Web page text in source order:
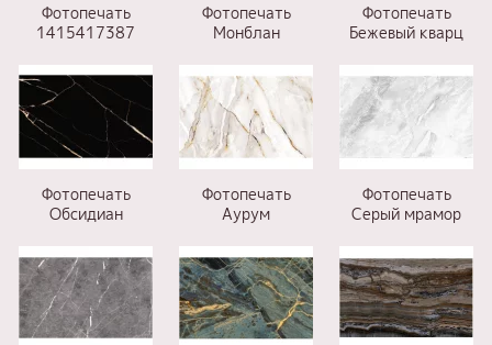
Фотопечать
1415417387
Фотопечать
Монблан
Фотопечать
Бежевый кварц
Фотопечать
Обсидиан
Фотопечать
Аурум
Фотопечать
Серый мрамор